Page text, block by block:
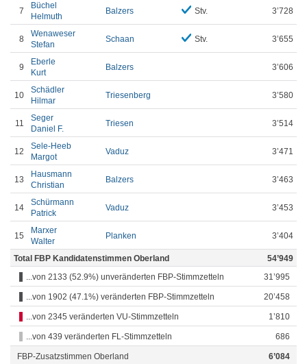
7
Büchel
Helmuth
Balzers Stv. 3’728
8
Wenaweser
Stefan
Schaan Stv. 3’655
9
Eberle
Kurt
Balzers 3’606
10
Schädler
Hilmar
Triesenberg 3’580
11
Seger
Daniel F.
Triesen 3’514
12
Sele-Heeb
Margot
Vaduz 3’471
13
Hausmann
Christian
Balzers 3’463
14
Schürmann
Patrick
Vaduz 3’453
15
Marxer
Walter
Planken 3’404
Total FBP Kandidatenstimmen Oberland
54’949
...von 2133 (52.9%) unveränderten FBP-Stimmzetteln
31’995
...von 1902 (47.1%) veränderten FBP-Stimmzetteln 20’458
...von 2345 veränderten VU-Stimmzetteln 1’810
...von 439 veränderten FL-Stimmzetteln 686
FBP-Zusatzstimmen Oberland 6’084